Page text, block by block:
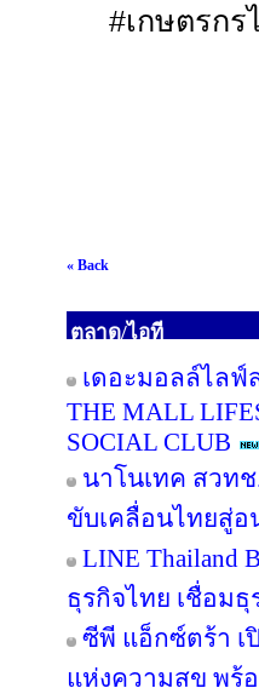
#เกษตรกร
« Back
ตลาด/ไอที
เดอะมอลล์ไลฟ์
THE MALL
SOCIAL CLUB
นาโนเทค สวทช
ขับเคลื่อนไทยสู่
LINE Thailand
ธุรกิจไทย เชื่อม
ซีพี แอ็กซ์ตร้า เ
แห่งความสุข พร้